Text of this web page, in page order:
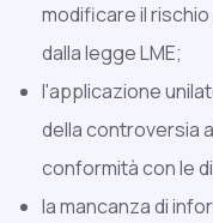
modificare il
dalla legge LME;
l'applicazione
della controversia
conformità con le
la mancanza di